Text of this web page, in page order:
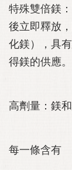
特殊雙倍鎂
後立即釋放
化鎂），具
得鎂的供應。
高劑量：鎂
每一條含有